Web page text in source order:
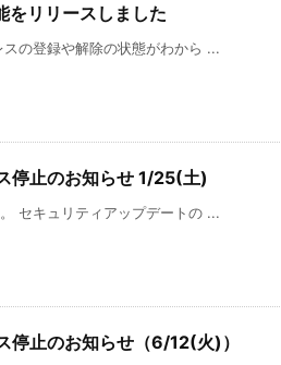
リリースしました
の登録や解除の状態がわから ...
停止のお知らせ 1/25(土)
セキュリティアップデートの ...
停止のお知らせ（6/12(火)）